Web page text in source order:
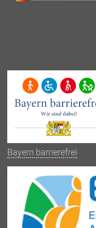
Bayern barrierefrei